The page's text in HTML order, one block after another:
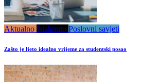
Aktualno Istaknuto Poslovni savjeti
Zašto je ljeto idealno vrijeme za studentski posao